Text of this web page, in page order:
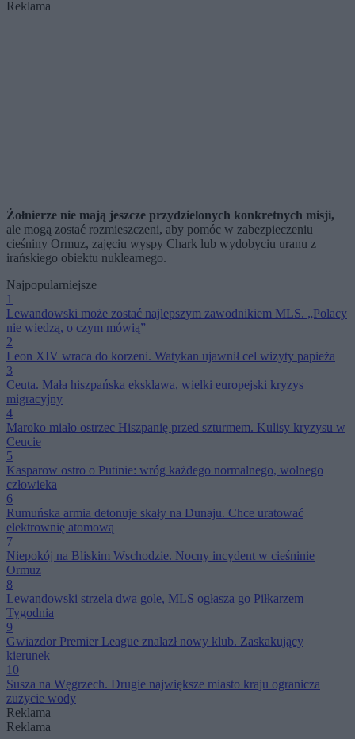
Reklama
Żołnierze nie mają jeszcze przydzielonych konkretnych misji,
ale mogą zostać rozmieszczeni, aby pomóc w zabezpieczeniu
cieśniny Ormuz, zajęciu wyspy Chark lub wydobyciu uranu z
irańskiego obiektu nuklearnego.
Najpopularniejsze
1
Lewandowski może zostać najlepszym zawodnikiem MLS. „Polacy
nie wiedzą, o czym mówią”
2
Leon XIV wraca do korzeni. Watykan ujawnił cel wizyty papieża
3
Ceuta. Mała hiszpańska eksklawa, wielki europejski kryzys
migracyjny
4
Maroko miało ostrzec Hiszpanię przed szturmem. Kulisy kryzysu w
Ceucie
5
Kasparow ostro o Putinie: wróg każdego normalnego, wolnego
człowieka
6
Rumuńska armia detonuje skały na Dunaju. Chce uratować
elektrownię atomową
7
Niepokój na Bliskim Wschodzie. Nocny incydent w cieśninie
Ormuz
8
Lewandowski strzela dwa gole, MLS ogłasza go Piłkarzem
Tygodnia
9
Gwiazdor Premier League znalazł nowy klub. Zaskakujący
kierunek
10
Susza na Węgrzech. Drugie największe miasto kraju ogranicza
zużycie wody
Reklama
Reklama